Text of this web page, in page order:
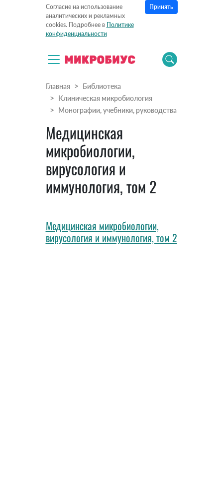
Согласие на использование
аналитических и рекламных
cookies. Подробнее в Политике
конфиденциальности
Принять
Главная
Библиотека
Клиническая микробиология
Монографии, учебники, руководства
Медицинская
микробиологии,
вирусология и
иммунология, том 2
Медицинская микробиологии,
вирусология и иммунология, том 2